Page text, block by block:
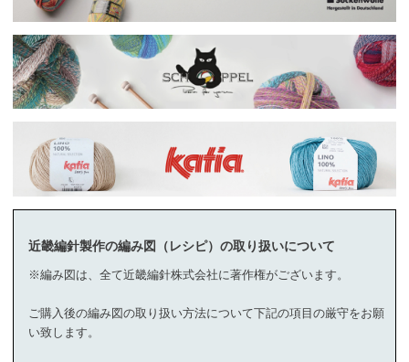
近畿編針製作の編み図（レシピ）の取り扱いについて
※編み図は、全て近畿編針株式会社に著作権がございます。
ご購入後の編み図の取り扱い方法について下記の項目の厳守をお願
い致します。